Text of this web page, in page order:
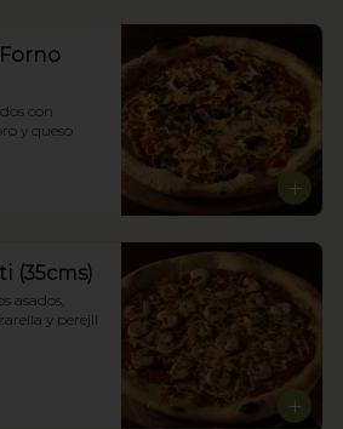
con
y queso
(35cms)
asados,
y perejil